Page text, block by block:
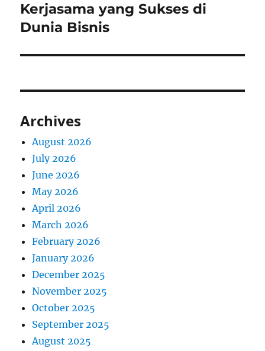
post:
Kerjasama yang Sukses di
Dunia Bisnis
Archives
August 2026
July 2026
June 2026
May 2026
April 2026
March 2026
February 2026
January 2026
December 2025
November 2025
October 2025
September 2025
August 2025